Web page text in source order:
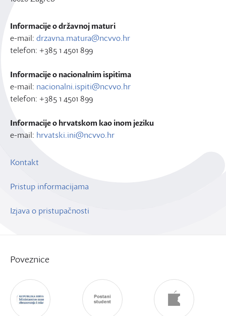
Informacije o državnoj maturi
e-mail: drzavna.matura@ncvvo.hr
telefon: +385 1 4501 899
Informacije o nacionalnim ispitima
e-mail: nacionalni.ispiti@ncvvo.hr
telefon: +385 1 4501 899
Informacije o hrvatskom kao inom jeziku
e-mail: hrvatski.ini@ncvvo.hr
Kontakt
Pristup informacijama
Izjava o pristupačnosti
Poveznice